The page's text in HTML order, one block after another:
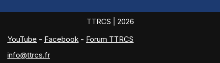
TTRCS | 2026
YouTube - Facebook - Forum TTRCS
info@ttrcs.fr